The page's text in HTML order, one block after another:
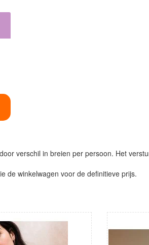
verschil in breien per persoon. Het
de winkelwagen voor de definitieve prijs.